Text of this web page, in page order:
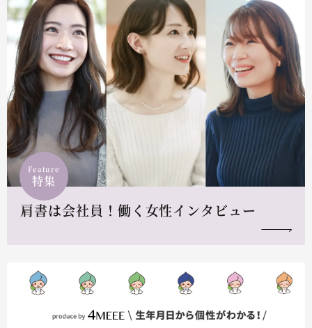
Feature
特集
肩書は会社員！働く女性インタビュー